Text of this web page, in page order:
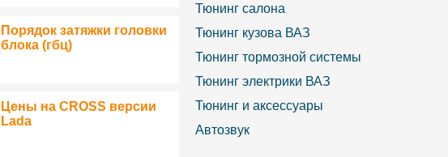
Порядок затяжки головки
блока (гбц)
Цены на CROSS версии
Lada
Тюнинг салона
Тюнинг кузова ВАЗ
Тюнинг тормозной системы
Тюнинг электрики ВАЗ
Тюнинг и аксессуары
Автозвук